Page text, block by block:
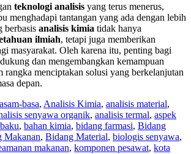
teknologi analisis yang terus menerus,
menghadapi tantangan yang ada dengan lebih
berbasis analisis kimia tidak hanya
ilmiah, tetapi juga memberikan
masyarakat. Oleh karena itu, penting bagi
dan mengembangkan kemampuan
rangka menciptakan solusi yang berkelanjutan
depan.
basa, Analisis Kimia, analisis material,
senyawa organik, analisis termal, aspek
, bahan kimia, bidang farmasi, Bidang
Makanan, Bidang Material, biologis senyawa,
makanan, komponen pesawat, kota